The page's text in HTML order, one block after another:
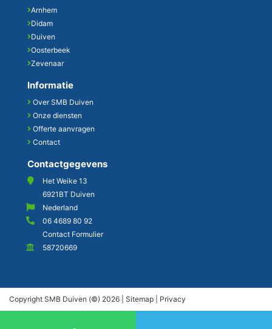
Arnhem
Didam
Duiven
Oosterbeek
Zevenaar
Informatie
Over SMB Duiven
Onze diensten
Offerte aanvragen
Contact
Contactgegevens
Het Weike 13
6921BT Duiven
Nederland
06 4689 80 92
Contact Formulier
58720669
Copyright SMB Duiven (©) 2026 | Sitemap Privacy